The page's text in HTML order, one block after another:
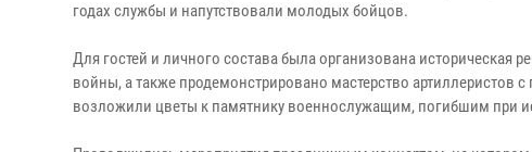
годах службы и напутствовали молодых бойцов.
Для гостей и личного состава была организована историческая
войны, а также продемонстрировано мастерство
возложили цветы к памятнику военнослужащим, погибшим при